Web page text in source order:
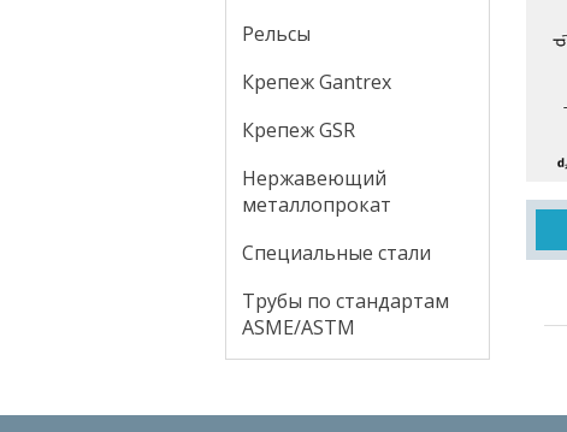
Рельсы
Крепеж Gantrex
Крепеж GSR
Нержавеющий
металлопрокат
Специальные стали
Трубы по стандартам
ASME/ASTM